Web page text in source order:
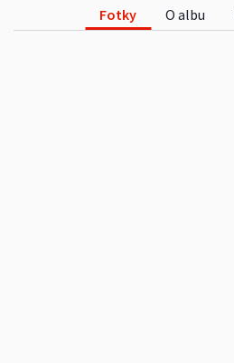
Fotky O albu